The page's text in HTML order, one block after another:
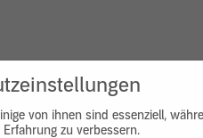
von ihnen sind essenziell,
zu verbessern.